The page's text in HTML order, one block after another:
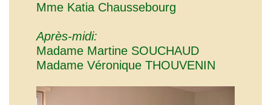
Mme Katia Chaussebourg
Après-midi:
Madame Martine SOUCHAUD
Madame Véronique THOUVENIN